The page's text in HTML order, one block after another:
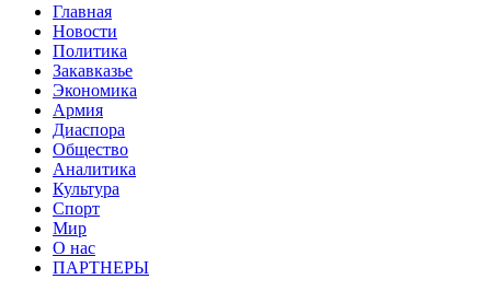
Главная
Новости
Политика
Закавказье
Экономика
Армия
Диаспора
Общество
Аналитика
Культура
Спорт
Мир
О нас
ПАРТНЕРЫ